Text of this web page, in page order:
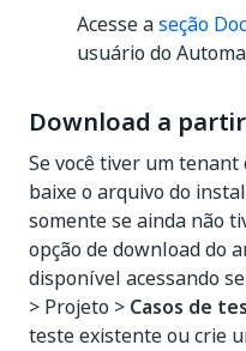
Acesse aseção
usuário do
Download a
Se você tiver um
baixe o arquivo do
somente se ainda não
opção de download do
disponível acessando
> Projeto > Casos de
teste existente ou crie